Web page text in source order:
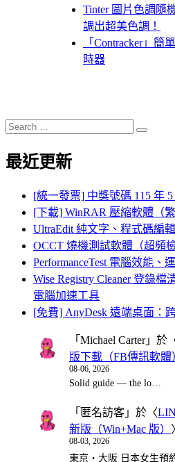
Tinter 圖片色調隨
調出超美色調！
「Contracker」簡
時器
Search
for:
Search
最近更新
[統一發票] 中獎號碼 115 年 5
[下載] WinRAR 壓縮軟體（
UltraEdit 純文字、程式碼編
OCCT 燒機測試軟體（超頻
PerformanceTest 電腦效能、
Wise Registry Cleaner 登錄
電腦加速工具
[免費] AnyDesk 遠端桌面：
「 Michael Carter」於
版下載（FB傳訊軟體
08-06, 2026
Solid guide — the lo…
「 匿名訪客 」於〈
新版（Win+Mac 版）
08-03, 2026
東京・大阪 日本女生預